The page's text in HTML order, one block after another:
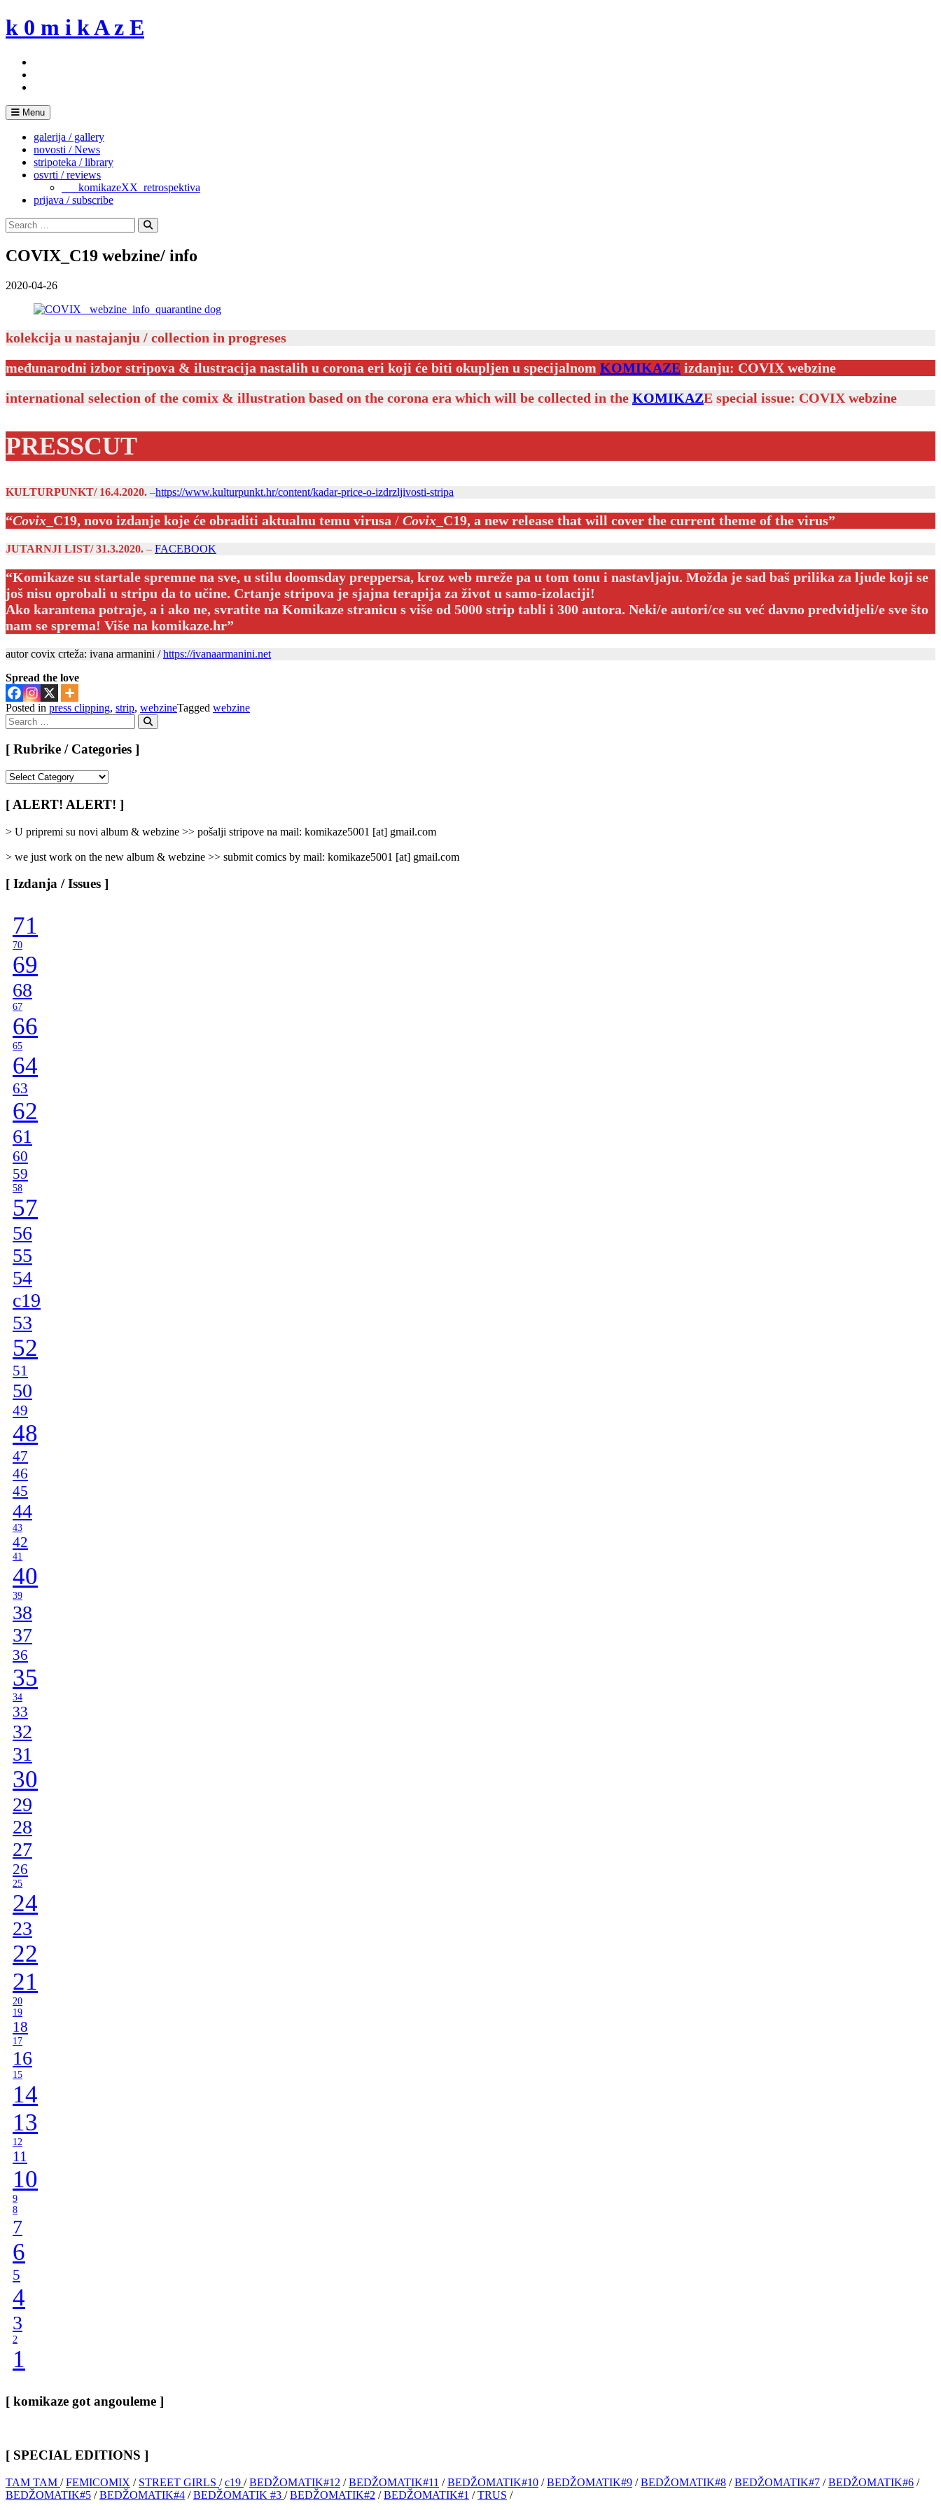
Skip
to
k 0 m i k A z E
Menu
galerija / gallery
novosti / News
stripoteka / library
osvrti / reviews
___komikazeXX_retrospektiva
prijava / subscribe
Search
for:
Search
COVIX_C19 webzine/ info
2020-04-26
kolekcija u nastajanju / collection in progreses
međunarodni izbor stripova & ilustracija nastalih u corona eri koji će biti okupljen u specijalnom KOMIKAZE izdanju: COVIX webzine
international selection of the comix & illustration based on the corona era which will be collected in the KOMIKAZE special issue: COVIX webzine
PRESSCUT
KULTURPUNKT/ 16.4.2020. –https://www.kulturpunkt.hr/content/kadar-price-o-izdrzljivosti-stripa
“Covix _C19, novo izdanje koje će obraditi aktualnu temu virusa / Covix _C19, a new release that will cover the current theme of the virus”
JUTARNJI LIST/ 31.3.2020. – FACEBOOK
“Komikaze su startale spremne na sve, u stilu doomsday preppersa, kroz web mreže pa u tom tonu i nastavljaju. Možda je sad baš prilika za ljude koji se
još nisu oprobali u stripu da to učine. Crtanje stripova je sjajna terapija za život u samo-izolaciji!
Ako karantena potraje, a i ako ne, svratite na Komikaze stranicu s više od 5000 strip tabli i 300 autora. Neki/e autori/ce su već davno predvidjeli/e sve što
nam se sprema! Više na komikaze.hr ”
autor covix crteža: ivana armanini /https://ivanaarmanini.net
Spread the love
Posted in press clipping, strip, webzineTagged webzine
Search
for:
Search
[ Rubrike / Categories ]
/
Categories
[ ALERT! ALERT! ]
> U pripremi su novi album & webzine >> pošalji stripove na mail: komikaze5001 [at] gmail.com
> we just work on the new album & webzine >> submit comics by mail: komikaze5001 [at] gmail.com
[ Izdanja / Issues ]
71
70
69
68
67
66
65
64
63
62
61
60
59
58
57
56
55
54
c19
53
52
51
50
49
48
47
46
45
44
43
42
41
40
39
38
37
36
35
34
33
32
31
30
29
28
27
26
25
24
23
22
21
20
19
18
17
16
15
14
13
12
11
10
9
8
7
6
5
4
3
2
1
[ komikaze got angouleme ]
[ SPECIAL EDITIONS ]
TAM TAM /FEMICOMIX / STREET GIRLS /c19 /BEDŽOMATIK#12 /BEDŽOMATIK#11 /BEDŽOMATIK#10 /BEDŽOMATIK#9 /BEDŽOMATIK#8 /BEDŽOMATIK#7 /BEDŽOMATIK#6 /
BEDŽOMATIK#5 /BEDŽOMATIK#4 /BEDŽOMATIK #3 /BEDŽOMATIK#2 /BEDŽOMATIK#1 /TRUS /